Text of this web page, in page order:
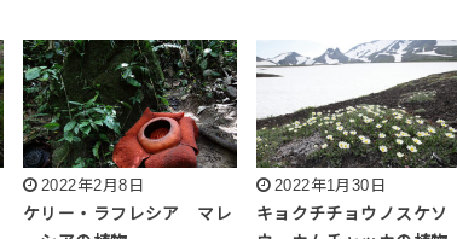
2022年2月8日
ケリー・ラフレシア マレ
2022年1月30日
キョクチチョウノスケソ